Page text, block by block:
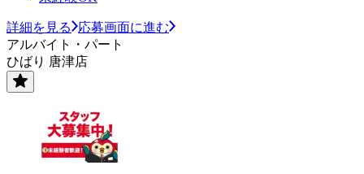
詳細を見る
応募画面に進む
アルバイト・パート
ひばり 唐津店